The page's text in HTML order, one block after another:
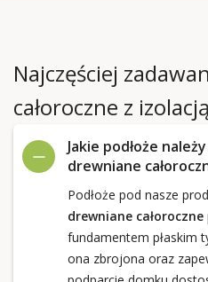
Najczęściej
całoroczne z izolacją
Jakie podłoże
drewniane
Podłoże pod nasze
drewniane całoroczne
fundamentem płaskim
ona zbrojona oraz